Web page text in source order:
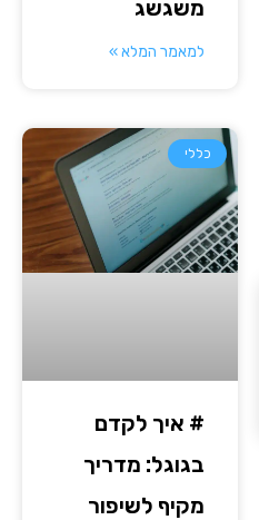
משגשג
למאמר המלא »
כללי
# איך לקדם
בגוגל: מדריך
מקיף לשיפור